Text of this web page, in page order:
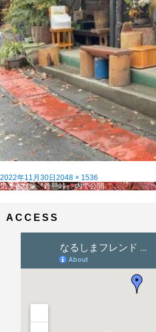
投
稿
2022年11月30日 フ
ル
2048 × 1536
投
ゲ
気ままな旅『鈴懸峠』 内で公開
ACCESS